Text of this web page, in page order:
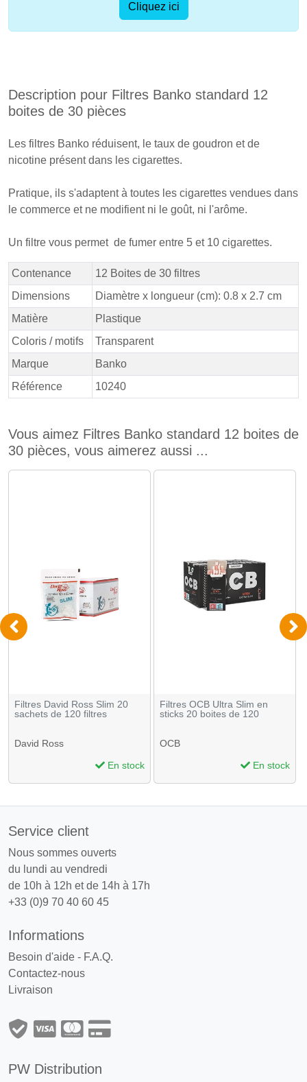
Cliquez ici
Description pour Filtres Banko standard 12
boites de 30 pièces
Les filtres Banko réduisent, le taux de goudron et de
nicotine présent dans les cigarettes.
Pratique, ils s'adaptent à toutes les cigarettes vendues dans
le commerce et ne modifient ni le goût, ni l'arôme.
Un filtre vous permet de fumer entre 5 et 10 cigarettes.
Contenance
12 Boites de 30 filtres
Dimensions
Diamètre x longueur (cm): 0.8 x 2.7 cm
Matière
Plastique
Coloris / motifs
Transparent
Marque
Banko
Référence
10240
Vous aimez Filtres Banko standard 12 boites de
30 pièces, vous aimerez aussi ...
Filtres David Ross Slim 20
sachets de 120 filtres
David Ross
En stock
Filtres OCB Ultra Slim en
sticks 20 boites de 120
OCB
En stock
Service client
Nous sommes ouverts
du lundi au vendredi
de 10h à 12h et de 14h à 17h
+33 (0)9 70 40 60 45
Informations
Besoin d'aide - F.A.Q.
Contactez-nous
Livraison
PW Distribution